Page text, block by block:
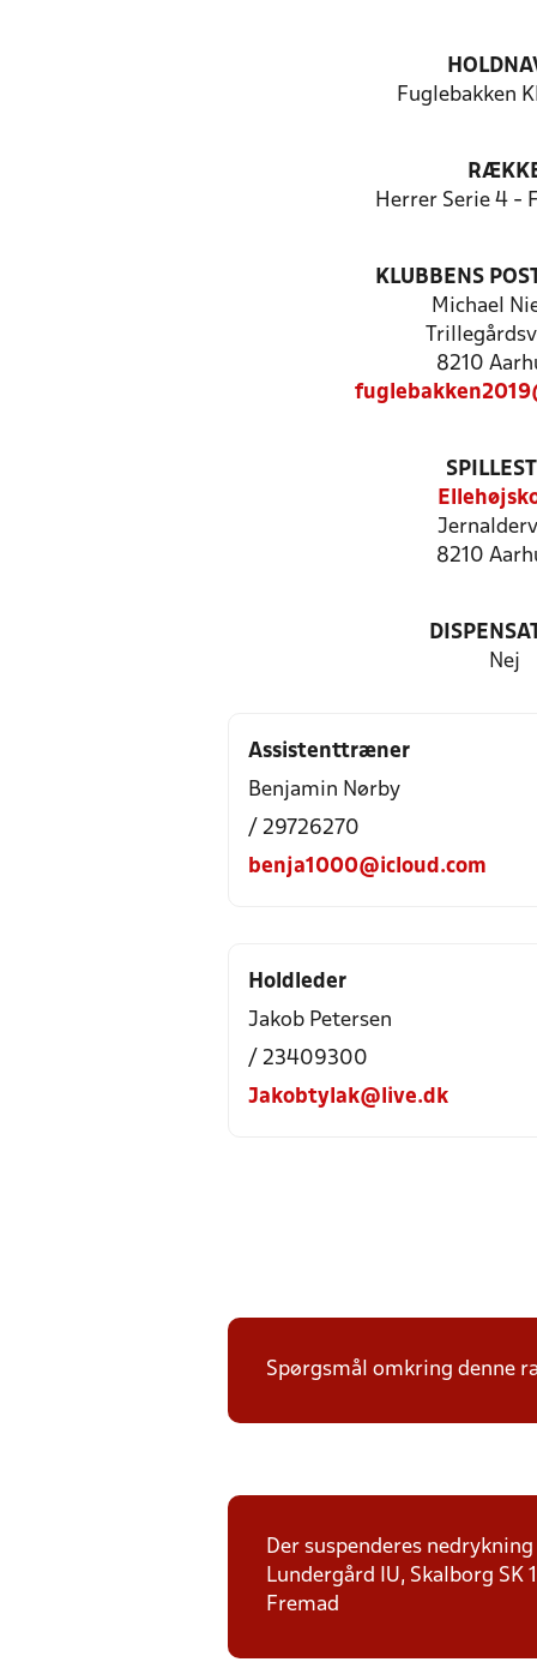
Fuglebakken
Herrer Serie 4 -
KLUBBENS
Michael
8210
8210
Nej
Assistenttræner
Benjamin Nørby
/ 29726270
benja1000@icloud.com
Holdleder
Jakob Petersen
/ 23409300
Jakobtylak@live.dk
Spørgsmål omkring denne
Der suspenderes
Lundergård IU, Skalborg SK
Fremad